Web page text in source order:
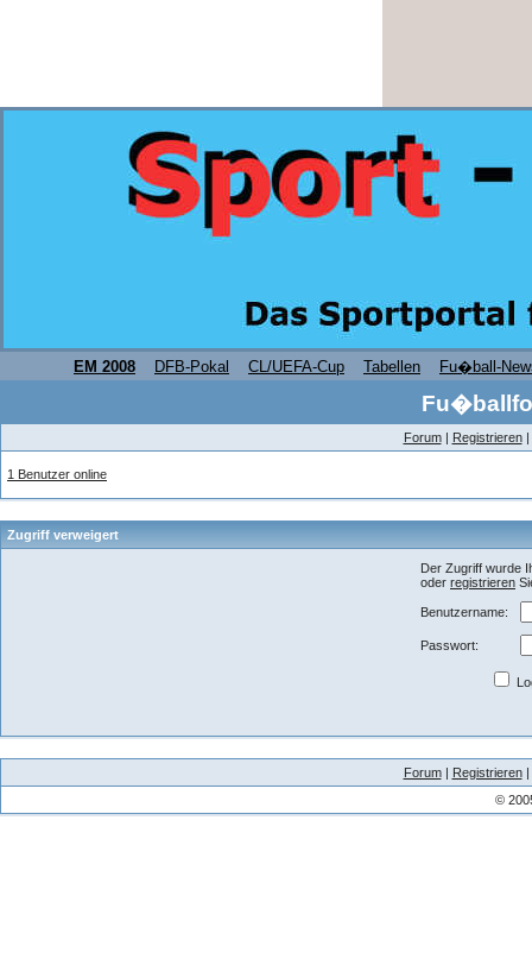
EM 2008 DFB-Pokal CL/UEFA-Cup Tabellen Fu�ball-
Forum| Registrieren|
1 Benutzer online
Zugriff verweigert
Der Zugriff wurde
oder registrieren
Benutzername:
Passwort:
Forum| Registrieren|
©